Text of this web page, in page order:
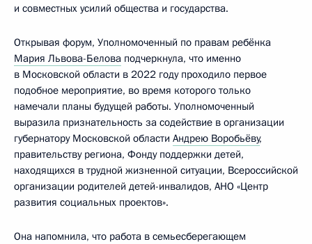
и совместных усилий общества и государства.
Открывая форум, Уполномоченный по правам ребёнка
Мария Львова-Белова подчеркнула, что именно
в Московской области в 2022 году проходило первое
подобное мероприятие, во время которого только
намечали планы будущей работы. Уполномоченный
выразила признательность за содействие в организации
губернатору Московской области Андрею Воробьёву,
правительству региона, Фонду поддержки детей,
находящихся в трудной жизненной ситуации, Всероссийской
организации родителей детей-инвалидов, АНО «Центр
развития социальных проектов».
Она напомнила, что работа в семьесберегающем